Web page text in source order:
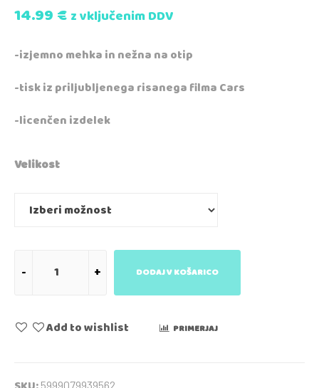
14.99€z vključenim DDV
-izjemno mehka in nežna na otip
-tisk iz priljubljenega risanega filma Cars
-licenčen izdelek
Velikost
DODAJ V KOŠARICO
Add to wishlist PRIMERJAJ
5999079939562